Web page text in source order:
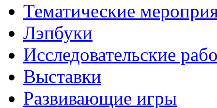
Тематические
Лэпбуки
Исследовательские
Выставки
Развивающие игры